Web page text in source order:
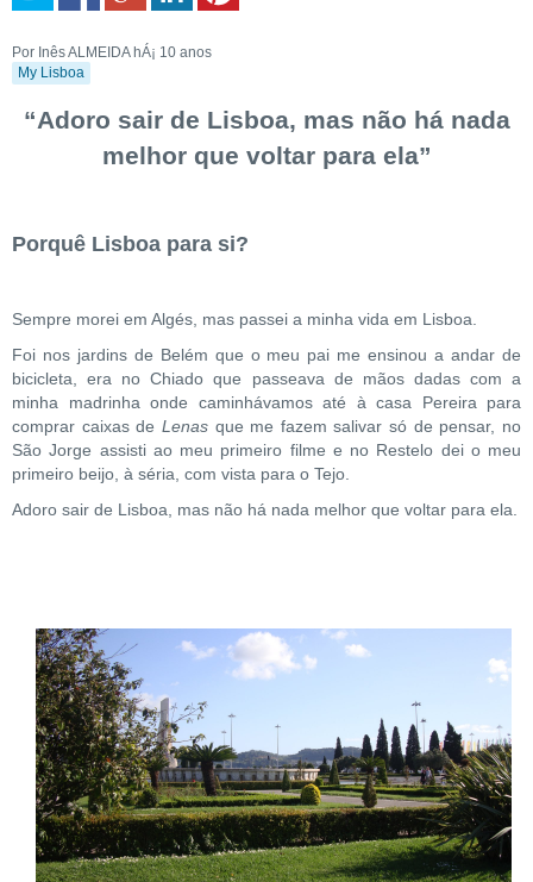
Por Inês ALMEIDA hÁ¡ 10 anos
My Lisboa
“Adoro sair de Lisboa, mas não há nada
melhor que voltar para ela”
Porquê Lisboa para si?
Sempre morei em Algés, mas passei a minha vida em Lisboa.
Foi nos jardins de Belém que o meu pai me ensinou a andar de
bicicleta, era no Chiado que passeava de mãos dadas com a
minha madrinha onde caminhávamos até à casa Pereira para
comprar caixas de Lenasque me fazem salivar só de pensar, no
São Jorge assisti ao meu primeiro filme e no Restelo dei o meu
primeiro beijo, à séria, com vista para o Tejo.
Adoro sair de Lisboa, mas não há nada melhor que voltar para ela.